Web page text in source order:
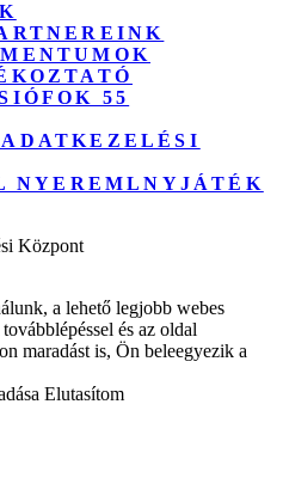
55
NYEREMLNYJÁTÉK
Központ
a lehető legjobb webes
és az oldal
maradást is, Ön beleegyezik a
Elutasítom